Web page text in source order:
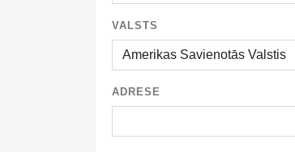
VALSTS
ADRESE